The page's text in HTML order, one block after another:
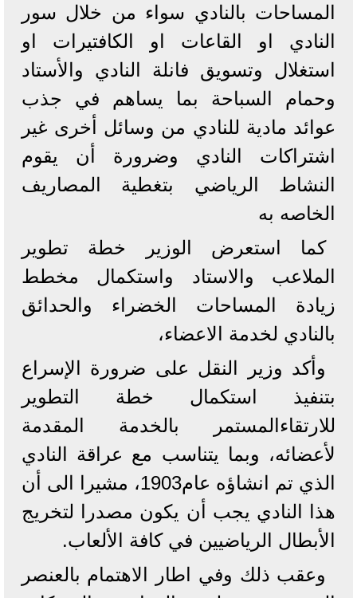
المساحات بالنادي سواء من خلال سور
النادي او القاعات او الكافتيرات او
استغلال وتسويق فانلة النادي والأستاد
وحمام السباحة بما يساهم في جذب
عوائد مادية للنادي من وسائل أخرى غير
اشتراكات النادي وضرورة أن يقوم
النشاط الرياضي بتغطية المصاريف
الخاصه به
كما استعرض الوزير خطة تطوير
الملاعب والاستاد واستكمال مخطط
زيادة المساحات الخضراء والحدائق
بالنادي لخدمة الاعضاء،
وأكد وزير النقل على ضرورة الإسراع
بتنفيذ استكمال خطة التطوير
للارتقاءالمستمر بالخدمة المقدمة
لأعضائه، وبما يتناسب مع عراقة النادي
الذي تم انشاؤه عام1903، مشيرا الى أن
هذا النادي يجب أن يكون مصدرا لتخريج
الأبطال الرياضيين في كافة الألعاب.
وعقب ذلك وفي اطار الاهتمام بالعنصر